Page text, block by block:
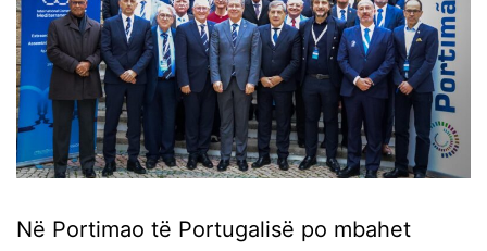
Në Portimao të Portugalisë po mbahet